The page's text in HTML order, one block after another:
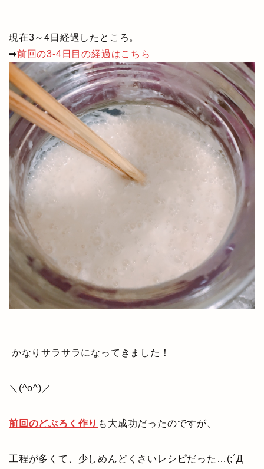
現在3～4日経過したところ。
➡前回の3-4日目の経過はこちら
かなりサラサラになってきました！
＼(^o^)／
前回のどぶろく作り も大成功だったのですが、
工程が多くて、少しめんどくさいレシピだった…(;´Д